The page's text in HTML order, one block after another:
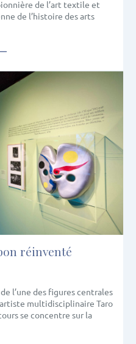
de l’art textile et
de l’histoire des arts
réinventé
l’une des figures centrales
multidisciplinaire Taro
se concentre sur la